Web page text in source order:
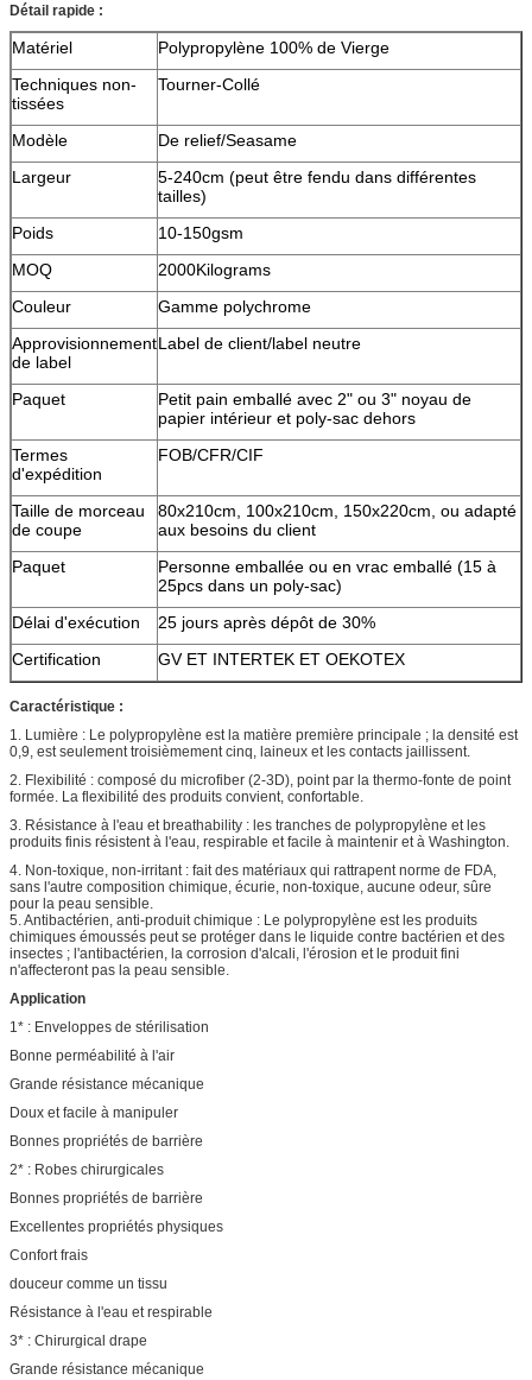
Détail rapide :
Matériel
Polypropylène 100% de Vierge
Techniques non-
tissées
Tourner-Collé
Modèle
De relief/Seasame
Largeur
5-240cm (peut être fendu dans différentes
tailles)
Poids
10-150gsm
MOQ
2000Kilograms
Couleur
Gamme polychrome
Approvisionnement
de label
Label de client/label neutre
Paquet
Petit pain emballé avec 2" ou 3" noyau de
papier intérieur et poly-sac dehors
Termes
d'expédition
FOB/CFR/CIF
Taille de morceau
de coupe
80x210cm, 100x210cm, 150x220cm, ou adapté
aux besoins du client
Paquet
Personne emballée ou en vrac emballé (15 à
25pcs dans un poly-sac)
Délai d'exécution
25 jours après dépôt de 30%
Certification
GV ET INTERTEK ET OEKOTEX
Caractéristique :
1. Lumière : Le polypropylène est la matière première principale ; la densité est
0,9, est seulement troisièmement cinq, laineux et les contacts jaillissent.
2. Flexibilité : composé du microfiber (2-3D), point par la thermo-fonte de point
formée. La flexibilité des produits convient, confortable.
3. Résistance à l'eau et breathability : les tranches de polypropylène et les
produits finis résistent à l'eau, respirable et facile à maintenir et à Washington.
4. Non-toxique, non-irritant : fait des matériaux qui rattrapent norme de FDA,
sans l'autre composition chimique, écurie, non-toxique, aucune odeur, sûre
pour la peau sensible.
5. Antibactérien, anti-produit chimique : Le polypropylène est les produits
chimiques émoussés peut se protéger dans le liquide contre bactérien et des
insectes ; l'antibactérien, la corrosion d'alcali, l'érosion et le produit fini
n'affecteront pas la peau sensible.
Application
1* : Enveloppes de stérilisation
Bonne perméabilité à l'air
Grande résistance mécanique
Doux et facile à manipuler
Bonnes propriétés de barrière
2* : Robes chirurgicales
Bonnes propriétés de barrière
Excellentes propriétés physiques
Confort frais
douceur comme un tissu
Résistance à l'eau et respirable
3* : Chirurgical drape
Grande résistance mécanique